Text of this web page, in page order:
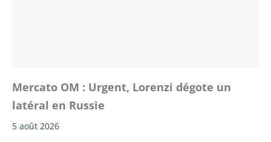
Mercato OM : Urgent, Lorenzi dégote un
latéral en Russie
5 août 2026